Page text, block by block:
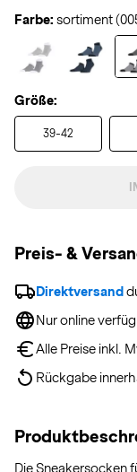
Farbe: sortiment
Größe:
39-42
Preis- &
Direktversand
Nur online
Alle Preise inkl.
Rückgabe
Die Sneakersocken